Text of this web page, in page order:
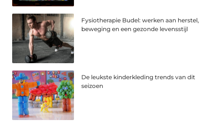
Fysiotherapie Budel: werken aan herstel,
beweging en een gezonde levensstijl
De leukste kinderkleding trends van dit
seizoen